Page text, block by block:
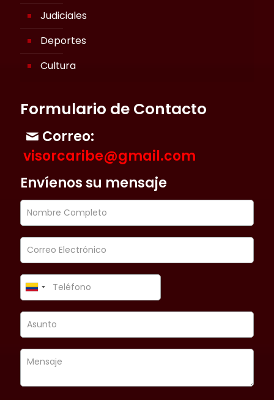
Judiciales
Deportes
Cultura
Formulario de Contacto
Correo:
visorcaribe@gmail.com
Envíenos su mensaje